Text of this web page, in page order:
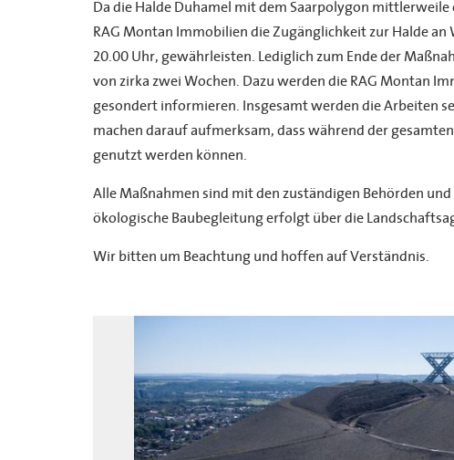
Da die Halde Duhamel mit dem Saarpolygon
RAG Montan Immobilien die Zugänglichkeit zur Halde
20.00 Uhr, gewährleisten. Lediglich zum Ende der
von zirka zwei Wochen. Dazu werden die RAG Montan
gesondert informieren. Insgesamt werden die Arbeiten
machen darauf aufmerksam, dass während der
genutzt werden können.
Alle Maßnahmen sind mit den zuständigen Behörden
ökologische Baubegleitung erfolgt über die
Wir bitten um Beachtung und hoffen auf Verständnis.